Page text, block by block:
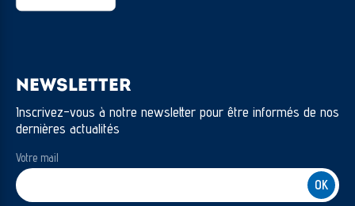
NEWSLETTER
Inscrivez-vous à notre newsletter pour être informés de nos
dernières actualités
Votre mail